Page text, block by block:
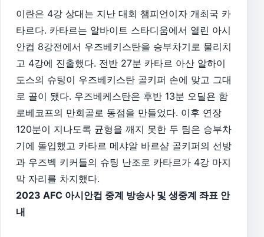
이란은 4강 상대는 지난 대회 챔피언이자 개최국 카
타르다. 카타르는 알바이트 스타디움에서 열린 아시
안컵 8강전에서 우즈베키스탄을 승부차기로 물리치
고 4강에 진출했다. 전반 27분 카타르 아산 알하이
도스의 슈팅이 우즈베키스탄 골키퍼 손에 맞고 그대
로 골이 됐다. 우즈베케스탄은 후반 13분 오딜욘 함
로베코프의 만회골로 동점을 만들었다. 이후 연장
120분이 지나도록 균형을 깨지 못한 두 팀은 승부차
기에 돌입했고 카타르 메샤알 바르샴 골키퍼의 선방
과 우즈벡 키커들의 슈팅 난조로 카타르가 4강 마지
막 자리를 차지했다.
2023 AFC 아시안컵 중계 방송사 및 생중계 좌표 안
내